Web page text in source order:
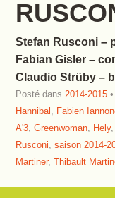
Stefan Rusconi –
Fabian Gisler –
Claudio Strüby –
Posté dans 2014-2015
Hannibal
Fabien
A'3, Greenwoman, Hely,
Rusconi saison 2014-
Martiner, Thibault